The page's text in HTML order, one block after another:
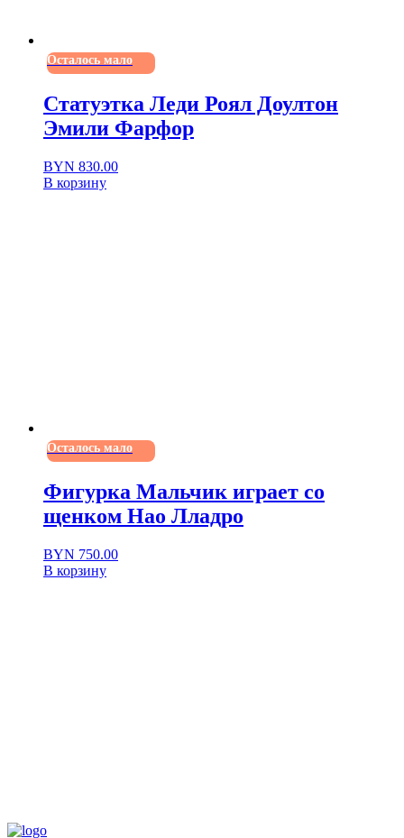
Осталось мало
Статуэтка Леди Роял Доултон
Эмили Фарфор
BYN 830.00
В корзину
Осталось мало
Фигурка Мальчик играет со
щенком Нао Лладро
BYN 750.00
В корзину